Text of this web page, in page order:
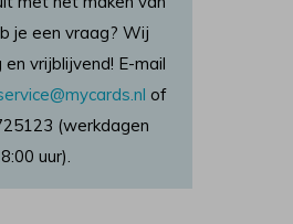
je een vraag? Wij
vrijblijvend! E-mail
of
(werkdagen
uur).